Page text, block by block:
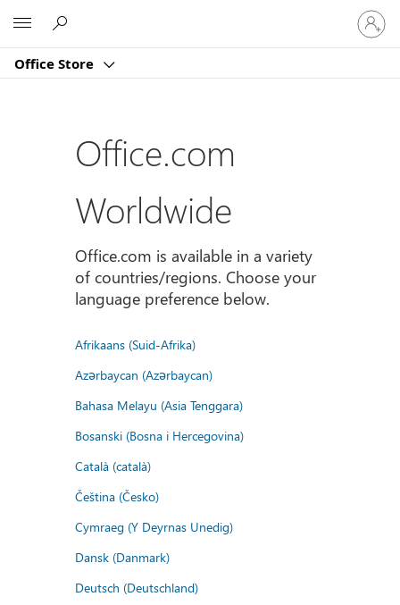
Office Store
Sign
in
to
account
Office.com
Worldwide
Office.com is available in a variety
of countries/regions. Choose your
language preference below.
Afrikaans (Suid-Afrika)
Azərbaycan (Azərbaycan)
Bahasa Melayu (Asia Tenggara)
Bosanski (Bosna i Hercegovina)
Català (català)
Čeština (Česko)
Cymraeg (Y Deyrnas Unedig)
Dansk (Danmark)
Deutsch (Deutschland)